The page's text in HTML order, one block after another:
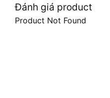
Đánh giá product
Product Not Found